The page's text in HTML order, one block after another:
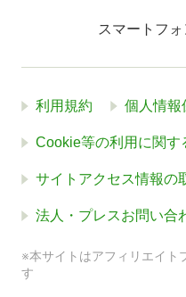
スマートフォ
利用規約 個人情報
Cookie等の利用に関す
サイトアクセス情報の
法人・プレスお問い合
※本サイトはアフィリエイト
す